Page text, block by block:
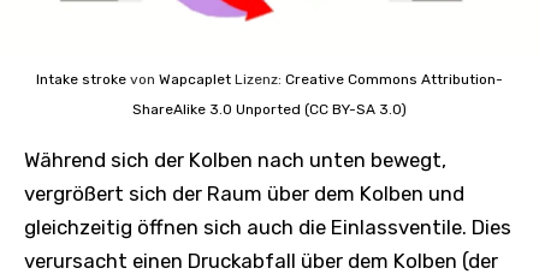
Intake stroke von Wapcaplet Lizenz: Creative Commons Attribution-
ShareAlike 3.0 Unported (CC BY-SA 3.0)
Während sich der Kolben nach unten bewegt,
vergrößert sich der Raum über dem Kolben und
gleichzeitig öffnen sich auch die Einlassventile. Dies
verursacht einen Druckabfall über dem Kolben (der